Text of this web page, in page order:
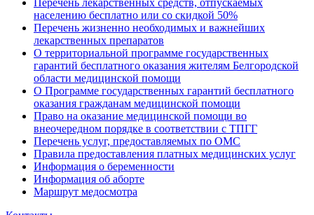
Перечень лекарственных средств, отпускаемых
населению бесплатно или со скидкой 50%
Перечень жизненно необходимых и важнейших
лекарственных препаратов
О территориальной программе государственных
гарантий бесплатного оказания жителям Белгородской
области медицинской помощи
О Программе государственных гарантий бесплатного
оказания гражданам медицинской помощи
Право на оказание медицинской помощи во
внеочередном порядке в соответствии с ТПГГ
Перечень услуг, предоставляемых по ОМС
Правила предоставления платных медицинских услуг
Информация о беременности
Информация об аборте
Маршрут медосмотра